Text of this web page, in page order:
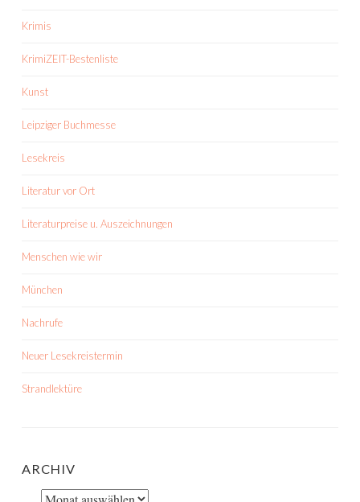
Krimis
KrimiZEIT-Bestenliste
Kunst
Leipziger Buchmesse
Lesekreis
Literatur vor Ort
Literaturpreise u. Auszeichnungen
Menschen wie wir
München
Nachrufe
Neuer Lesekreistermin
Strandlektüre
ARCHIV
Archiv